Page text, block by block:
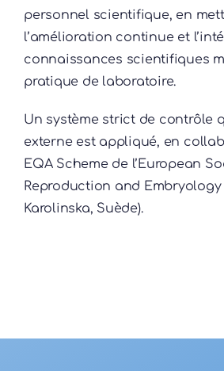
personnel scientifique, en
l’amélioration continue et
connaissances scientifiques
pratique de laboratoire.
Un système strict de contrôle
externe est appliqué, en
EQA Scheme de l’European
Reproduction and
Karolinska, Suède).